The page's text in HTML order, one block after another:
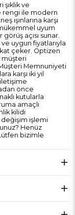
ve
rengi ile modern
ışınlarına karşı
uyum
açısı sunar.
uygun fiyatlarıyla
çeker. Optizen
müşteri
Memnuniyeti
karşı iki yıl
önce
kutularla
amaçlı
kilidi
değişim işlemi
Henüz
bizimle